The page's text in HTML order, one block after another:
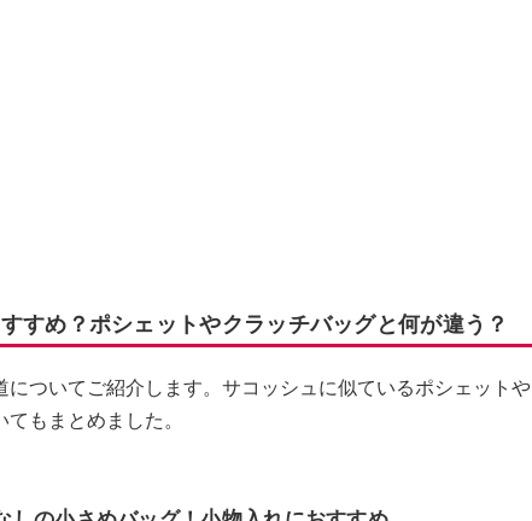
すめ？ポシェットやクラッチバッグと何が違う？
についてご紹介します。サコッシュに似ているポシェットや
もまとめました。